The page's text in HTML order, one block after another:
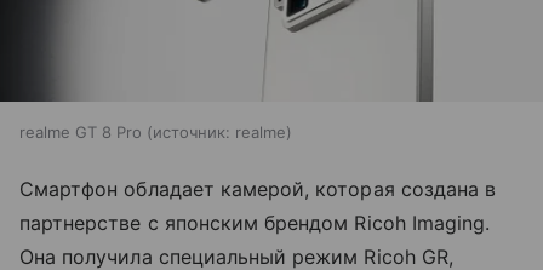
realme GT 8 Pro источник: realme
Смартфон обладает камерой, которая создана в
партнерстве с японским брендом Ricoh Imaging.
Она получила специальный режим Ricoh GR,